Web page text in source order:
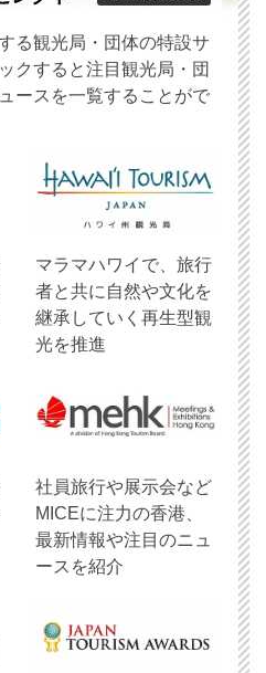
る観光局・団体の特設サ
クすると注目観光局・団
ースを一覧することがで
マラマハワイで、旅行
者と共に自然や文化を
継承していく再生型観
光を推進
社員旅行や展示会など
MICEに注力の香港、
最新情報や注目のニュ
ースを紹介